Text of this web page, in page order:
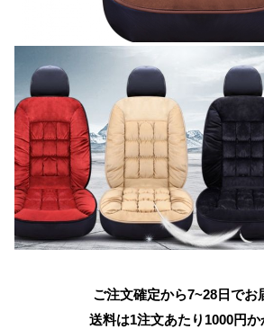
ご注文確定から7~28日でお
送料は1注文あたり 1000円